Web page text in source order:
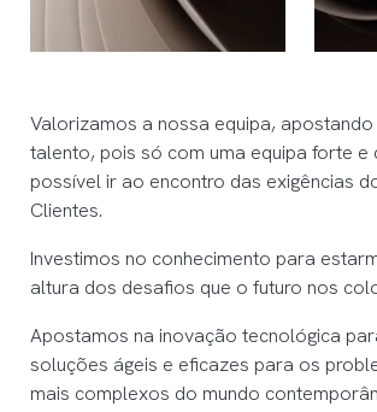
Valorizamos a nossa equipa,
talento, pois só com uma equipa forte e
possível ir ao encontro das exigências
Clientes.
Investimos no conhecimento para
altura dos desafios que o futuro nos
Apostamos na inovação tecnológica
soluções ágeis e eficazes para os
mais complexos do mundo